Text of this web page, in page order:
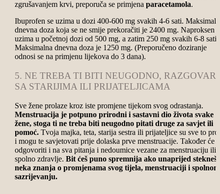
zgrušavanjem krvi, preporuča se primjena paracetamola.
Ibuprofen se uzima u dozi 400-600 mg svakih 4-6 sati.
dnevna doza koja se ne smije prekoračiti je 2400 mg. Naproksen
uzima u početnoj dozi od 500 mg, a zatim 250 mg svakih 6-8 sati.
Maksimalna dnevna doza je 1250 mg. (Preporučeno doziranje
odnosi se na primjenu lijekova do 3 dana).
5. NE TREBA TI BITI NEUGODNO,
SA STARIJIMA ILI PRIJATELJICAMA
Sve žene prolaze kroz iste promjene tijekom svog odrastanja.
Menstruacija je potpuno prirodni i sastavni dio života svake
žene, stoga ti ne treba biti neugodno pitati druge za savjet ili
pomoć.Tvoja majka, teta, starija sestra ili prijateljice su sve to
i mogu te savjetovati prije dolaska prve menstruacije. Također će ti
odgovoriti i na sva pitanja i nedoumice vezane za menstruaciju ili
spolno zdravlje. Bit ćeš puno spremnija ako unaprijed stekneš
neka znanja o promjenama svog tijela, menstruaciji i spolnom
sazrijevanju.